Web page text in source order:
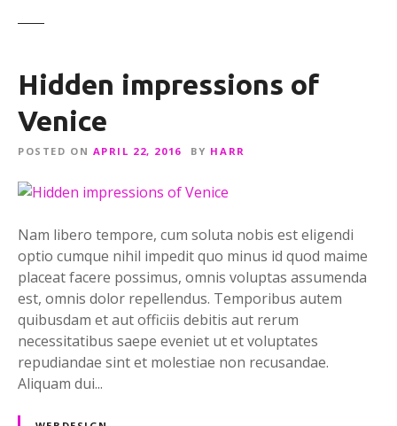
Hidden impressions of
Venice
POSTED ON APRIL 22, 2016 BY HARR
Nam libero tempore, cum soluta nobis est eligendi
optio cumque nihil impedit quo minus id quod maime
placeat facere possimus, omnis voluptas assumenda
est, omnis dolor repellendus. Temporibus autem
quibusdam et aut officiis debitis aut rerum
necessitatibus saepe eveniet ut et voluptates
repudiandae sint et molestiae non recusandae.
Aliquam dui...